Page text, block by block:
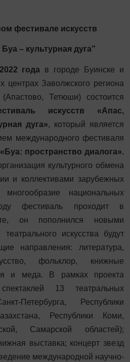
фестивале искусств
– культурная дуга”
года в городе Буинске и
центрах Заволжского региона
(Апастово, Тетюши) состоится
искусств
«Апас,
дуга», который является
международного фестиваля
«Буа: пространство диалога».
культурного обмена
и коллективами зарубежных
национальных
фестиваль проходит в
он пополнился новыми
искусства будут
направления: литература,
фольклор, книжные
и меда.
В рамках проекта
13 театральных
Петербурга, Республики
Республики Коми,
Самарской областей);
выставка; концерт звезд
международной научно-